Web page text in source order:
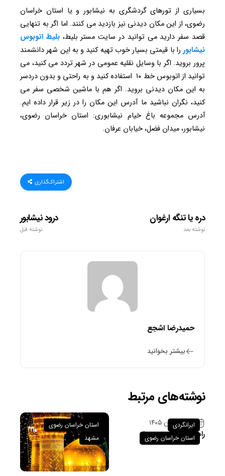
بسیاری از تورهای گردشگری به نیشابور و یا استان خراسان
رضوی، از این مکان دیدنی نیز بازدید می کنند. اما اگر به تنهایی
قصد سفر دارید می توانید در سایت مستر بلیط،بلیط اتوبوس
نیشابور را با قیمتی بسیار خوب تهیه کنید و به این شهر دانشمند
پرور بروید. اگر با وسایل نقلیه عمومی در شهر تردد می کنید، می
توانید از اتوبوس خط ۱۰ استفاده کنید و به راحتی و بدون دردسر
به این مکان دیدنی بروید. اگر هم با ماشین شخصی سفر می
کنید، نگران نباشید ما آدرس این مکان را در زیر قرار داده ایم.
آدرس مجموعه باغ خیام نیشابوری: استان خراسان رضوی،
نیشابور، میدان فضل، خیابان عرفان.
اشتراک‌گذاری
درود نیشابور
نوشته قبل
دره یا تنگه ارغوان
نوشته بعد
حمیدرضا اشجع
بیشتر بخوانید
نوشته‌های مرتبط
۲۶ فروردین ۱۴۰۵
راهنمای سفر به سبزوار
ایرانگردی
استان خراسان رضوی
استان خراسان رضوی
مشهد